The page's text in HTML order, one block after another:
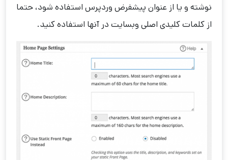
نوشته و یا از عنوان پیشفرض وردپرس استفاده شود، حتما
از کلمات کلیدی اصلی وبسایت در آنها استفاده کنید.